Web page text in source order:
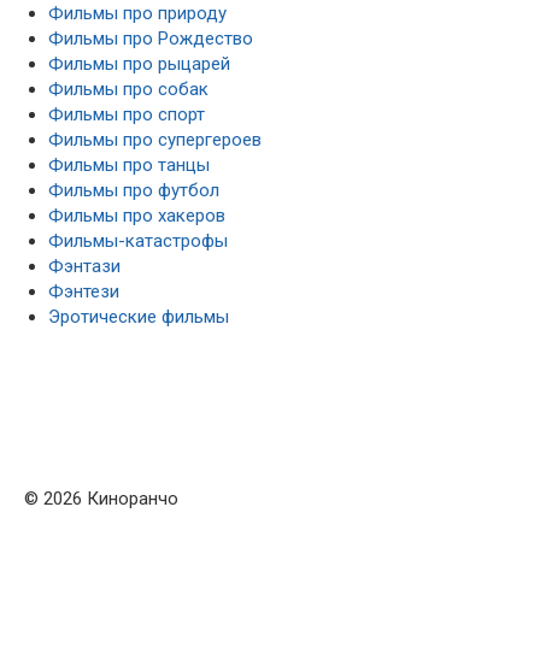
Фильмы про природу
Фильмы про Рождество
Фильмы про рыцарей
Фильмы про собак
Фильмы про спорт
Фильмы про супергероев
Фильмы про танцы
Фильмы про футбол
Фильмы про хакеров
Фильмы-катастрофы
Фэнтази
Фэнтези
Эротические фильмы
© 2026 Киноранчо